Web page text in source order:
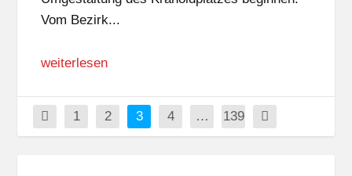
Vom Bezirk...
weiterlesen
1 2 3 4 … 139